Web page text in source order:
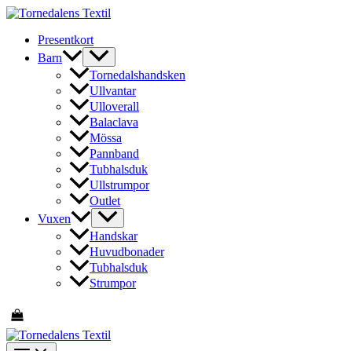
Hoppa
innehållPresentkort
Barn
Tornedalshandsken
Ullvantar
Ulloverall
Balaclava
Mössa
Pannband
Tubhalsduk
Ullstrumpor
Outlet
Vuxen
Handskar
Huvudbonader
Tubhalsduk
Strumpor